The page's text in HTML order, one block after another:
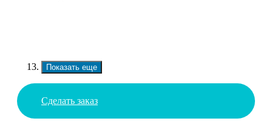
Показать еще
Сделать заказ